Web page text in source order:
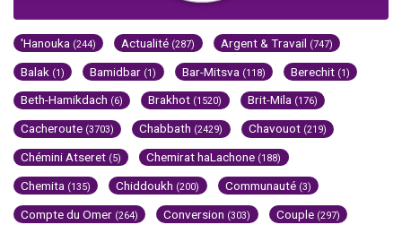
'Hanouka (244) Actualité (287) Argent & Travail (747)
Balak (1) Bamidbar (1) Bar-Mitsva (118) Berechit (1)
Beth-Hamikdach (6) Brakhot (1520) Brit-Mila (176)
Cacheroute (3703) Chabbath (2429) Chavouot (219)
Chémini Atseret (5) Chemirat haLachone (188)
Chemita (135) Chiddoukh (200) Communauté (3)
Compte du Omer (264) Conversion (303) Couple (297)